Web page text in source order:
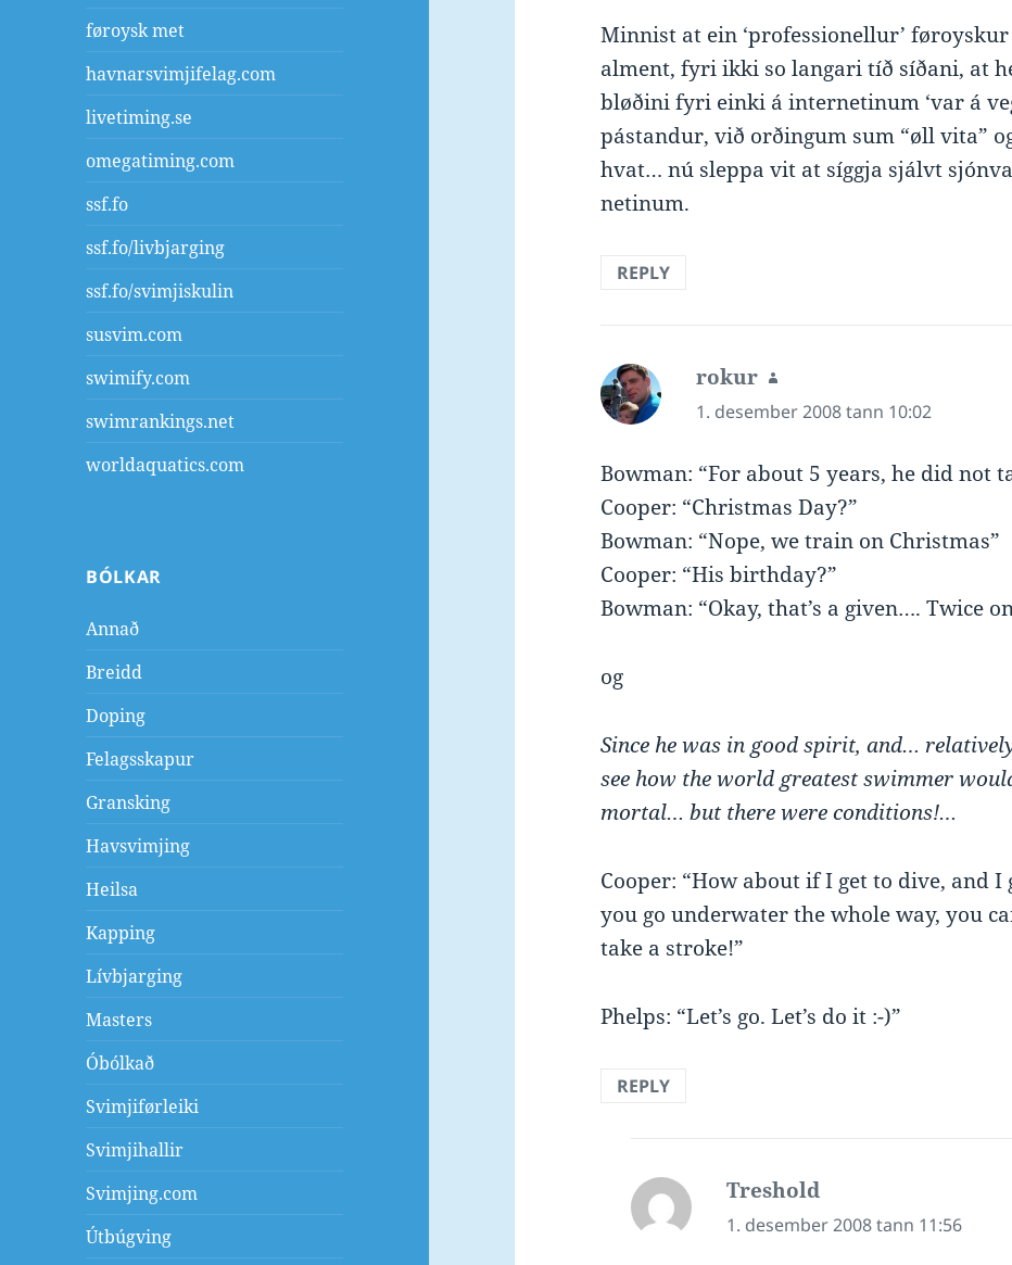
føroysk met
havnarsvimjifelag.com
livetiming.se
omegatiming.com
ssf.fo
ssf.fo/livbjarging
ssf.fo/svimjiskulin
susvim.com
swimify.com
swimrankings.net
worldaquatics.com
BÓLKAR
Annað
Breidd
Doping
Felagsskapur
Gransking
Havsvimjing
Heilsa
Kapping
Lívbjarging
Masters
Óbólkað
Svimjiførleiki
Svimjihallir
Svimjing.com
Útbúgving
Minnist at ein ‘professionellur’
alment, fyri ikki so langari tíð síðani, at
bløðini fyri einki á internetinum ‘var á
pástandur, við orðingum sum “øll vita”
hvat… nú sleppa vit at síggja sjálvt
netinum.
REPLY
rokur says:
1. desember 2008 tann 10:02
Bowman: “For about 5 years, he did not
Cooper: “Christmas Day?”
Bowman: “Nope, we train on Christmas”
Cooper: “His birthday?”
Bowman: “Okay, that’s a given…. Twice
og
Since he was in good spirit, and…
see how the world greatest swimmer
mortal… but there were conditions!…
Cooper: “How about if I get to dive, and
you go underwater the whole way, you
take a stroke!”
Phelps: “Let’s go. Let’s do it :-)”
REPLY
Treshold
1. desember 2008 tann 11:56